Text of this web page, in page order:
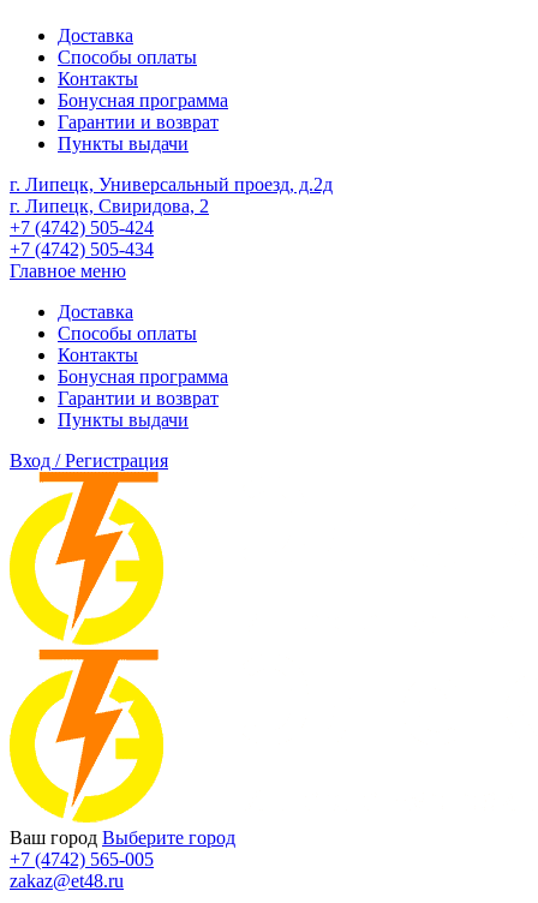
Доставка
Способы оплаты
Контакты
Бонусная программа
Гарантии и возврат
Пункты выдачи
г. Липецк, Универсальный проезд, д.2д
г. Липецк, Свиридова, 2
+7 (4742) 505-424
+7 (4742) 505-434
Главное меню
Доставка
Способы оплаты
Контакты
Бонусная программа
Гарантии и возврат
Пункты выдачи
Вход / Регистрация
Ваш город Выберите город
+7 (4742) 565-005
zakaz@et48.ru